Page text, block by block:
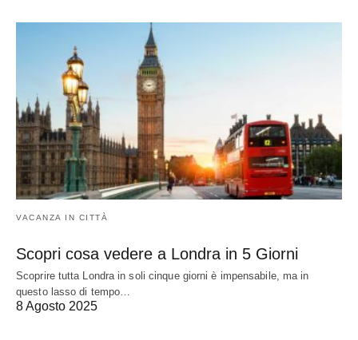
VACANZA IN CITTÀ
Scopri cosa vedere a Londra in 5 Giorni
Scoprire tutta Londra in soli cinque giorni è impensabile, ma in
questo lasso di tempo…
8 Agosto 2025